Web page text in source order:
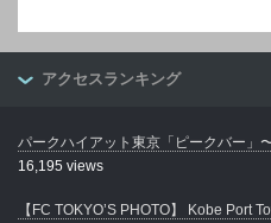
アクセスランキング
パークハイアット東京「ピークバー」
16,195 views
【FC TOKYO’S PHOTO】 Kobe Port